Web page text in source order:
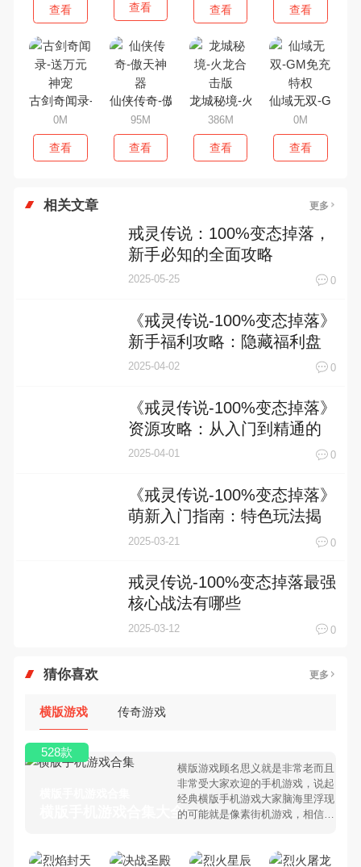
查看 查看 查看 查看
古剑奇闻录-送万元神宠
0M
查看
仙侠传奇-傲天神器
95M
查看
龙城秘境-火龙合击版
386M
查看
仙域无双-GM免
0M
查看
相关文章 更多
戒灵传说：100%变态掉落，
新手必知的全面攻略
2025-05-25 0
《戒灵传说-100%变态掉落》
新手福利攻略：隐藏福利盘
点
2025-04-02 0
《戒灵传说-100%变态掉落》
资源攻略：从入门到精通的
资源分配指南
2025-04-01 0
《戒灵传说-100%变态掉落》
萌新入门指南：特色玩法揭
秘
2025-03-21 0
戒灵传说-100%变态掉落最强
核心战法有哪些
2025-03-12 0
猜你喜欢 更多
横版游戏 传奇游戏
横版手机游戏合集大全 >
横版游戏顾名思义就是非常老而且
非常受大家欢迎的手机游戏，说起
经典横版手机游戏大家脑海里浮现
的可能就是像素街机游戏，相信很
版手机游戏有哪些呢？游戏今天，
528款